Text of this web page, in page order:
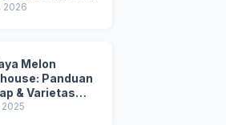
2026
Melon
Panduan
& Varietas
2025